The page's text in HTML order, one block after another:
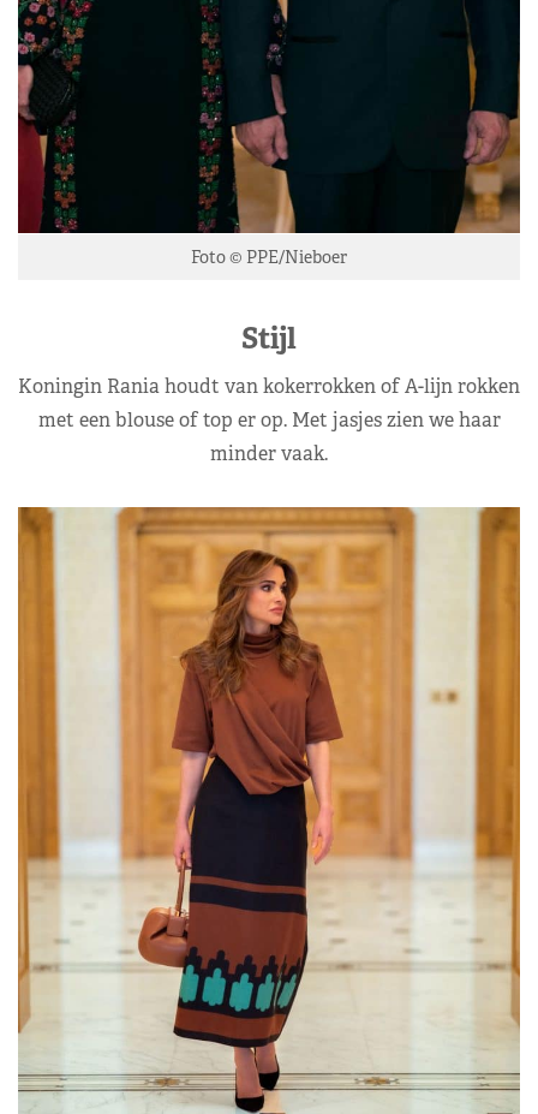
Foto © PPE/Nieboer
Stijl
Koningin Rania houdt van kokerrokken of A-lijn rokken
met een blouse of top er op. Met jasjes zien we haar
minder vaak.